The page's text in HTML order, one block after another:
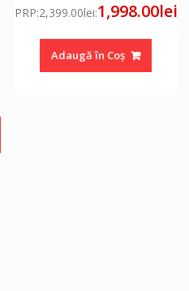
PRP:2,399.00lei:1,998.00lei
Adaugă în Coș